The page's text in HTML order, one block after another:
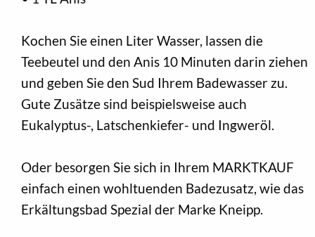
Kochen Sie einen Liter Wasser, lassen die
Teebeutel und den Anis 10 Minuten darin ziehen
und geben Sie den Sud Ihrem Badewasser zu.
Gute Zusätze sind beispielsweise auch
Eukalyptus-, Latschenkiefer- und Ingweröl.
Oder besorgen Sie sich in Ihrem MARKTKAUF
einfach einen wohltuenden Badezusatz, wie das
Erkältungsbad Spezial der Marke Kneipp.